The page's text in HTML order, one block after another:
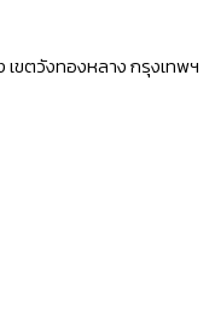
ขตวังทองหลาง กรุงเทพฯ